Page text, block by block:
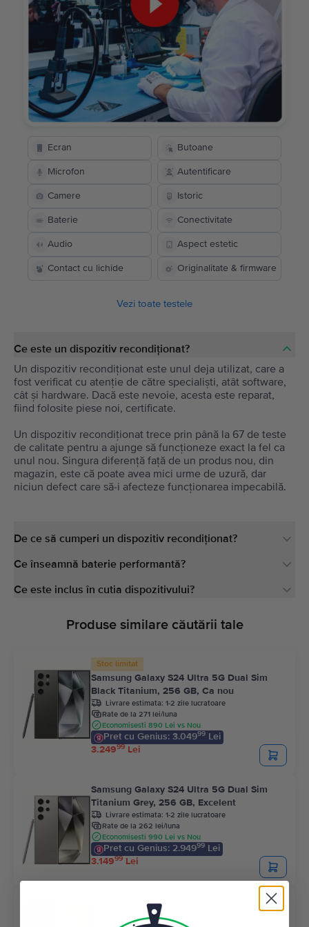
Ecran Butoane
Microfon Autentificare
Camere Istoric
Baterie Conectivitate
Audio Aspect estetic
Contact cu lichide Originalitate & firmware
Vezi toate testele
Ce este un dispozitiv recondiționat?
Un dispozitiv recondiționat este unul deja utilizat, care a
fost verificat cu atenție de către specialiști, atât software,
cât și hardware. Dacă este nevoie, acesta este reparat,
fiind folosite piese noi, certificate.
Un dispozitiv recondiționat trece prin până la 67 de teste
de calitate pentru a ajunge să funcționeze exact la fel ca
unul nou. Singura diferență față de un produs nou, din
magazin, este că poate avea mici urme de uzură, dar
niciun defect care să-i afecteze funcționarea impecabilă.
De ce să cumperi un dispozitiv recondiționat?
Ce înseamnă baterie performantă?
Ce este inclus în cutia dispozitivului?
Produse similare căutării tale
Stoc limitat
Samsung Galaxy S24 Ultra 5G Dual Sim
Black Titanium, 256 GB, Ca nou
Livrare estimata: 1-2 zile lucratoare
Rate de la 271 lei/luna
Economisesti 890 Lei vs Nou
Pret cu Genius: 3.04999 Lei
3.24999 Lei
Samsung Galaxy S24 Ultra 5G Dual Sim
Titanium Grey, 256 GB, Excelent
Livrare estimata: 1-2 zile lucratoare
Rate de la 262 lei/luna
Economisesti 990 Lei vs Nou
Pret cu Genius: 2.94999 Lei
3.14999 Lei
Samsung Galaxy S22 5G Dual Sim
Phantom Black, 128 GB, Foarte bun